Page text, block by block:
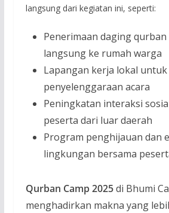
langsung dari kegiatan ini, seperti:
Penerimaan daging qurban
langsung ke rumah warga
Lapangan kerja lokal
penyelenggaraan acara
Peningkatan interaksi
peserta dari luar daerah
Program penghijauan dan
lingkungan bersama
Qurban Camp 2025di Bhumi
menghadirkan makna yang